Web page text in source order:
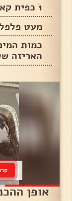
1 כפית קארי
מעט
כמות
האריזה
אופן